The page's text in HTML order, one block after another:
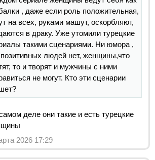
, даже если роль положительная,
на всех, руками машут, оскорбляют,
в драку. Уже утомили турецкие
такими сценариями. Ни юмора ,
людей нет, женщины,что
то и творят и мужчины с ними
не могут. Кто эти сценарии
деле они такие и есть турецкие
2026 17:29